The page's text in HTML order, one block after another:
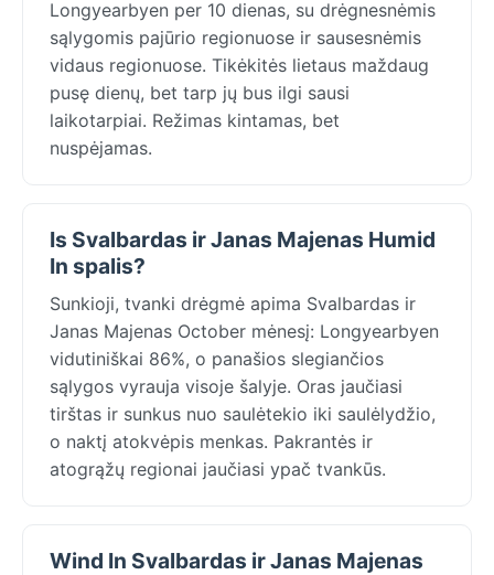
Longyearbyen per 10 dienas, su drėgnesnėmis
sąlygomis pajūrio regionuose ir sausesnėmis
vidaus regionuose. Tikėkitės lietaus maždaug
pusę dienų, bet tarp jų bus ilgi sausi
laikotarpiai. Režimas kintamas, bet
nuspėjamas.
Is Svalbardas ir Janas Majenas Humid
In spalis?
Sunkioji, tvanki drėgmė apima Svalbardas ir
Janas Majenas October mėnesį: Longyearbyen
vidutiniškai 86%, o panašios slegiančios
sąlygos vyrauja visoje šalyje. Oras jaučiasi
tirštas ir sunkus nuo saulėtekio iki saulėlydžio,
o naktį atokvėpis menkas. Pakrantės ir
atogrąžų regionai jaučiasi ypač tvankūs.
Wind In Svalbardas ir Janas Majenas